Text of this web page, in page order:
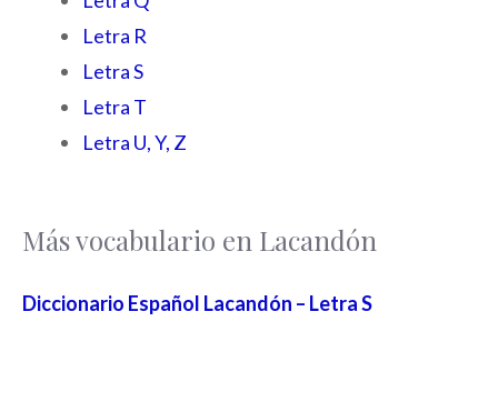
Letra R
Letra S
Letra T
Letra U, Y, Z
Más vocabulario en Lacandón
Diccionario Español Lacandón – Letra S